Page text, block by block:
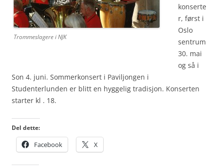
Trommeslagere i NJK
konserte
r, først i
Oslo
sentrum
30. mai
og så i
Son 4. juni. Sommerkonsert i Paviljongen i
Studenterlunden er blitt en hyggelig tradisjon. Konserten
starter kl . 18.
Del dette:
Facebook X